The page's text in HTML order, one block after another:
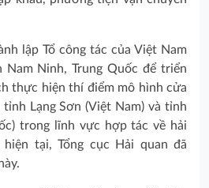
lập Tổ công tác của Việt Nam
Nam Ninh, Trung Quốc để triển
thực hiện thí điểm mô hình cửa
Lạng Sơn (Việt Nam) và tỉnh
trong lĩnh vực hợp tác về hải
tại, Tổng cục Hải quan đã